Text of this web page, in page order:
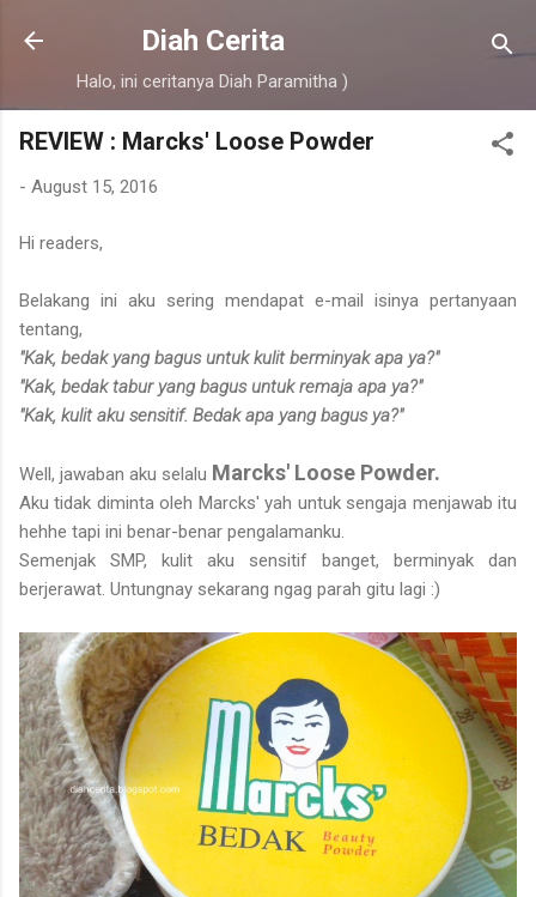
Skip to main content
Diah Cerita
Halo, ini ceritanya Diah Paramitha )
REVIEW : Marcks' Loose Powder
- August 15, 2016
Hi readers,
Belakang ini aku sering mendapat e-mail isinya pertanyaan
tentang,
"Kak, bedak yang bagus untuk kulit berminyak apa ya?"
"Kak, bedak tabur yang bagus untuk remaja apa ya?"
"Kak, kulit aku sensitif. Bedak apa yang bagus ya?"
Well, jawaban aku selalu Marcks' Loose Powder.
Aku tidak diminta oleh Marcks' yah untuk sengaja menjawab itu
hehhe tapi ini benar-benar pengalamanku.
Semenjak SMP, kulit aku sensitif banget, berminyak dan
berjerawat. Untungnay sekarang ngag parah gitu lagi :)